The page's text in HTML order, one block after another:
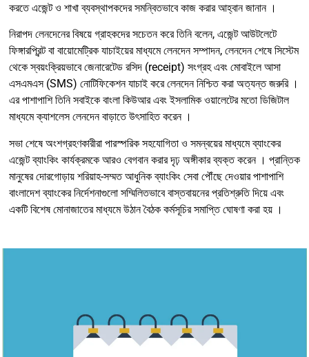
করতে এজেন্ট ও শাখা ব্যবস্থাপকদের সমন্বিতভাবে কাজ করার আহ্বান জানান ।
নিরাপদ লেনদেনের বিষয়ে গ্রাহকদের সচেতন করে তিনি বলেন, এজেন্ট আউটলেটে
ফিঙ্গারপ্রিন্ট বা বায়োমেট্রিক যাচাইয়ের মাধ্যমে লেনদেন সম্পাদন, লেনদেন শেষে সিস্টেম
থেকে স্বয়ংক্রিয়ভাবে জেনারেটেড রসিদ (receipt) সংগ্রহ এবং মোবাইলে আসা
এসএমএস (SMS) নোটিফিকেশন যাচাই করে লেনদেন নিশ্চিত করা অত্যন্ত জরুরি ।
এর পাশাপাশি তিনি সবাইকে বাংলা কিউআর এবং ইসলামিক ওয়ালেটের মতো ডিজিটাল
মাধ্যমে ক্যাশলেস লেনদেন বাড়াতে উৎসাহিত করেন ।
সভা শেষে অংশগ্রহণকারীরা পারস্পরিক সহযোগিতা ও সমন্বয়ের মাধ্যমে ব্যাংকের
এজেন্ট ব্যাংকিং কার্যক্রমকে আরও বেগবান করার দৃঢ় অঙ্গীকার ব্যক্ত করেন । প্রান্তিক
মানুষের দোরগোড়ায় শরিয়াহ-সম্মত আধুনিক ব্যাংকিং সেবা পৌঁছে দেওয়ার পাশাপাশি
বাংলাদেশ ব্যাংকের নির্দেশনাগুলো সম্মিলিতভাবে বাস্তবায়নের প্রতিশ্রুতি দিয়ে এবং
একটি বিশেষ মোনাজাতের মাধ্যমে উঠান বৈঠক কর্মসূচির সমাপ্তি ঘোষণা করা হয় ।